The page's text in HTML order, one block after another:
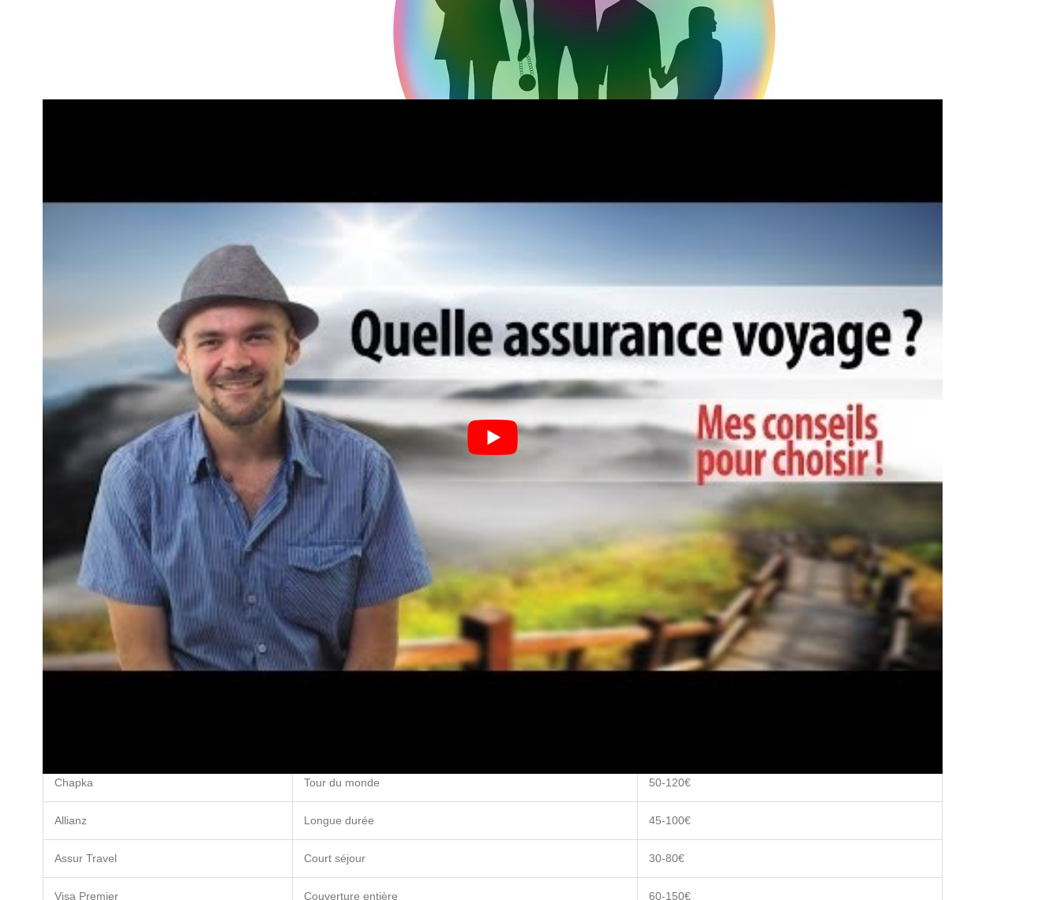
Évaluer les garanties proposées
Lors de la sélection de votre assurance voyage, il est important de prêter une attention particulière aux garanties offertes.
Comparez les éléments suivants :
Montant des garanties
: Vérifiez les plafonds d’indemnisation pour chaque type de risque couvert.
Franchise
: Certaines polices peuvent inclure des franchises élevées, ce qui peut réduire considérablement l’indemnisation.
Territorialité: Assurez-vous que la couverture est valable dans tous les pays que vous comptez visiter.
Exclusions
: Examinez en détail les événements qui ne sont pas couverts par l’assurance.
Comparatif des assureurs
Chapka Tour du monde 50-120€
Allianz Longue durée 45-100€
Assur Travel Court séjour 30-80€
Visa Premier Couverture entière 60-150€